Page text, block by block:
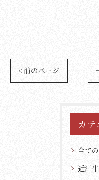
< 前のページ
カ
全て
近江牛